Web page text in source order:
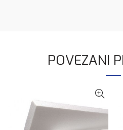
POVEZANI